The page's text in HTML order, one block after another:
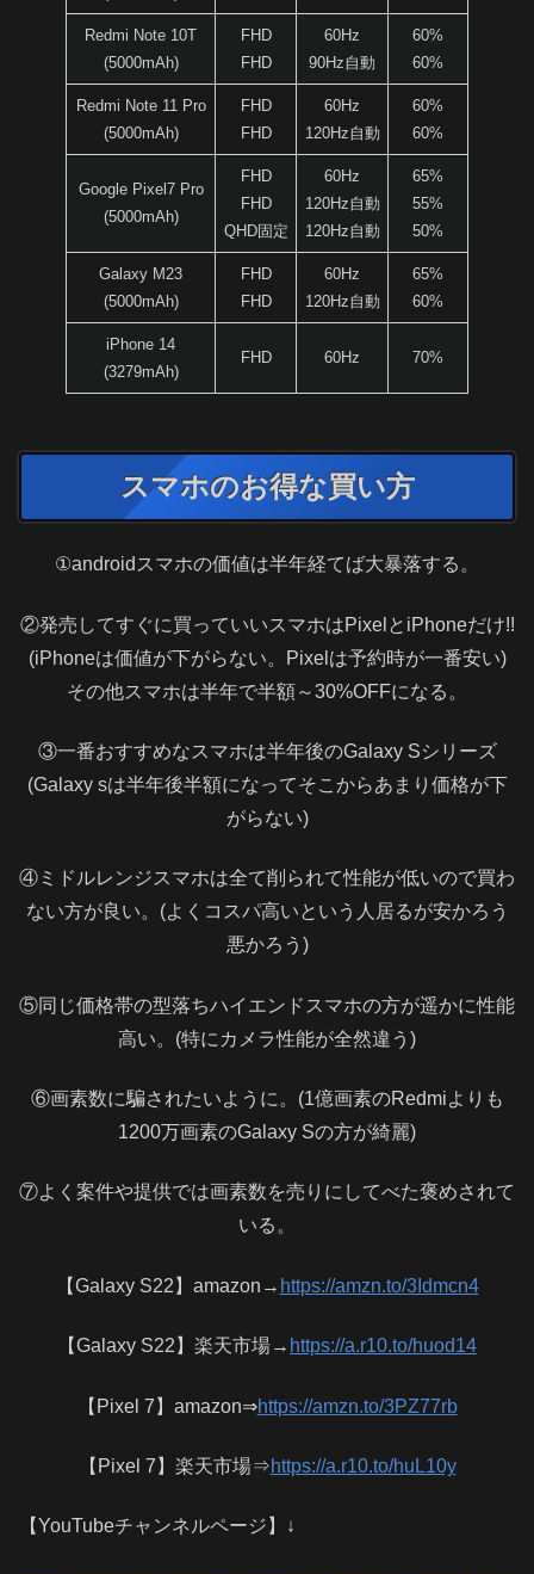
Redmi Note 10T
(5000mAh)
FHD
FHD
60Hz
90Hz自動
60%
60%
Redmi Note 11 Pro
(5000mAh)
FHD
FHD
60Hz
120Hz自動
60%
60%
Google Pixel7 Pro
(5000mAh)
FHD
FHD
QHD固定
60Hz
120Hz自動
120Hz自動
65%
55%
50%
Galaxy M23
(5000mAh)
FHD
FHD
60Hz
120Hz自動
65%
60%
iPhone 14
(3279mAh)
FHD 60Hz 70%
スマホのお得な買い方
①androidスマホの価値は半年経てば大暴落する。
②発売してすぐに買っていいスマホはPixelとiPhoneだけ!!
(iPhoneは価値が下がらない。Pixelは予約時が一番安い)
その他スマホは半年で半額～30%OFFになる。
③一番おすすめなスマホは半年後のGalaxy Sシリーズ
(Galaxy sは半年後半額になってそこからあまり価格が下
がらない)
④ミドルレンジスマホは全て削られて性能が低いので買わ
ない方が良い。(よくコスパ高いという人居るが安かろう
悪かろう)
⑤同じ価格帯の型落ちハイエンドスマホの方が遥かに性能
高い。(特にカメラ性能が全然違う)
⑥画素数に騙されたいように。(1億画素のRedmiよりも
1200万画素のGalaxy Sの方が綺麗)
⑦よく案件や提供では画素数を売りにしてべた褒めされて
いる。
【Galaxy S22】amazon→ https://amzn.to/3Idmcn4
【Galaxy S22】楽天市場→ https://a.r10.to/huod14
【Pixel 7】amazon⇒https://amzn.to/3PZ77rb
【Pixel 7】楽天市場⇒https://a.r10.to/huL10y
【YouTubeチャンネルページ】↓